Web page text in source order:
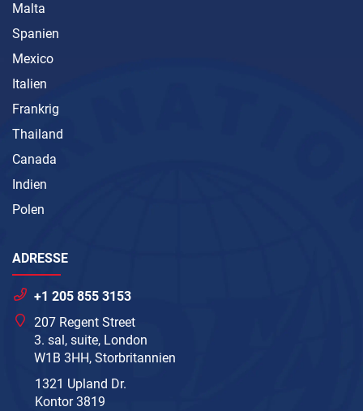
Malta
Spanien
Mexico
Italien
Frankrig
Thailand
Canada
Indien
Polen
ADRESSE
+1 205 855 3153
207 Regent Street
3. sal, suite, London
W1B 3HH, Storbritannien
1321 Upland Dr.
Kontor 3819